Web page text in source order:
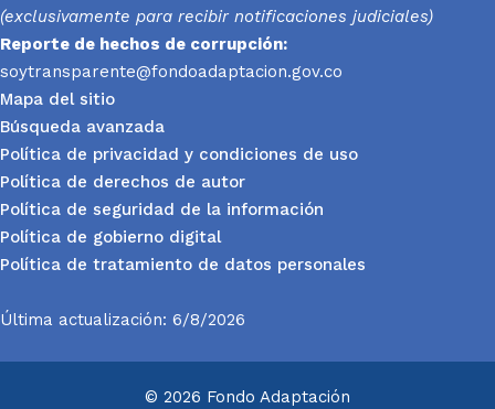
(exclusivamente para recibir notificaciones judiciales)
Reporte de hechos de corrupción:
soytransparente@fondoadaptacion.gov.co
Mapa del sitio
Búsqueda avanzada
Política de privacidad y condiciones de uso
Política de derechos de autor
Política de seguridad de la información
Política de gobierno digital
Política de tratamiento de datos personales
Última actualización: 6/8/2026
© 2026 Fondo Adaptación